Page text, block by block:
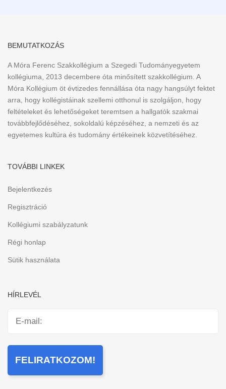
BEMUTATKOZÁS
A Móra Ferenc Szakkollégium a Szegedi Tudományegyetem
kollégiuma, 2013 decembere óta minősített szakkollégium. A
Móra Kollégium öt évtizedes fennállása óta nagy hangsúlyt fektet
arra, hogy kollégistáinak szellemi otthonul is szolgáljon, hogy
feltételeket és lehetőségeket teremtsen a hallgatók szakmai
továbbfejlődéséhez, sokoldalú képzéséhez, a nemzeti és az
egyetemes kultúra és tudomány értékeinek közvetítéséhez.
TOVÁBBI LINKEK
Bejelentkezés
Regisztráció
Kollégiumi szabályzatunk
Régi honlap
Sütik használata
HÍRLEVÉL